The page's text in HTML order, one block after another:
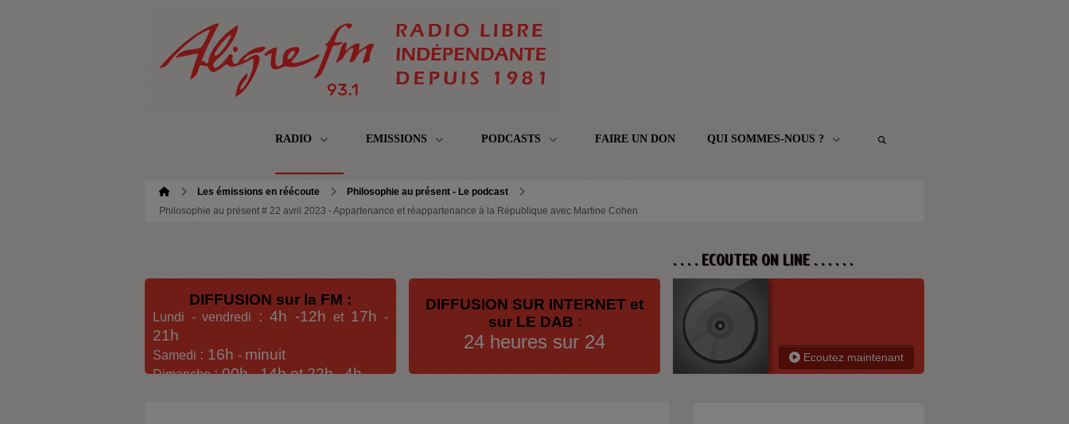
RADIO EMISSIONS PODCASTS FAIRE UN DON QUI SOMMES-NOUS ?
Les émissions en réécoute
Philosophie au présent - Le podcast
Philosophie au présent # 22 avril 2023 - Appartenance et réappartenance à la République avec Martine Cohen
DIFFUSION sur la FM :
Lundi - vendredi : 4h -12h et 17h -
21h
Samedi : 16h - minuit
Dimanche: 00h -14h et 22h-4h
DIFFUSION SUR INTERNET et
sur LE DAB :
24 heures sur 24
. . . . ECOUTER ON LINE . . . . . .
Ecoutez maintenant